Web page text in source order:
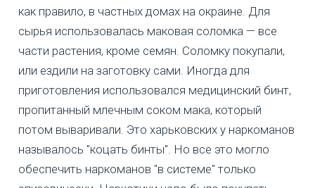
как правило, в частных домах на окраине. Для
сырья использовалась маковая соломка — все
части растения, кроме семян. Соломку покупали,
или ездили на заготовку сами. Иногда для
приготовления использовался медицинский бинт,
пропитанный млечным соком мака, который
потом вываривали. Это харьковских у наркоманов
называлось "коцать бинты". Но все это могло
обеспечить наркоманов "в системе" только